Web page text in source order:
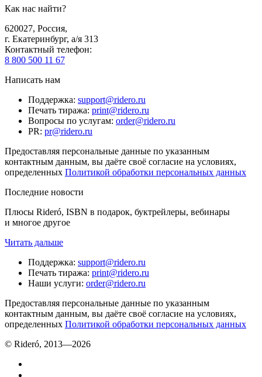
Как нас найти?
620027, Россия,
г. Екатеринбург, а/я 313
Контактный телефон:
8 800 500 11 67
Написать нам
Поддержка: support@ridero.ru
Печать тиража: print@ridero.ru
Вопросы по услугам: order@ridero.ru
PR: pr@ridero.ru
Предоставляя персональные данные по указанным
контактным данным, вы даёте своё согласие на условиях,
определенных Политикой обработки персональных данных
Последние новости
Плюсы Rideró, ISBN в подарок, буктрейлеры, вебинары
и многое другое
Читать дальше
Поддержка: support@ridero.ru
Печать тиража: print@ridero.ru
Наши услуги: order@ridero.ru
Предоставляя персональные данные по указанным
контактным данным, вы даёте своё согласие на условиях,
определенных Политикой обработки персональных данных
© Rideró, 2013—2026